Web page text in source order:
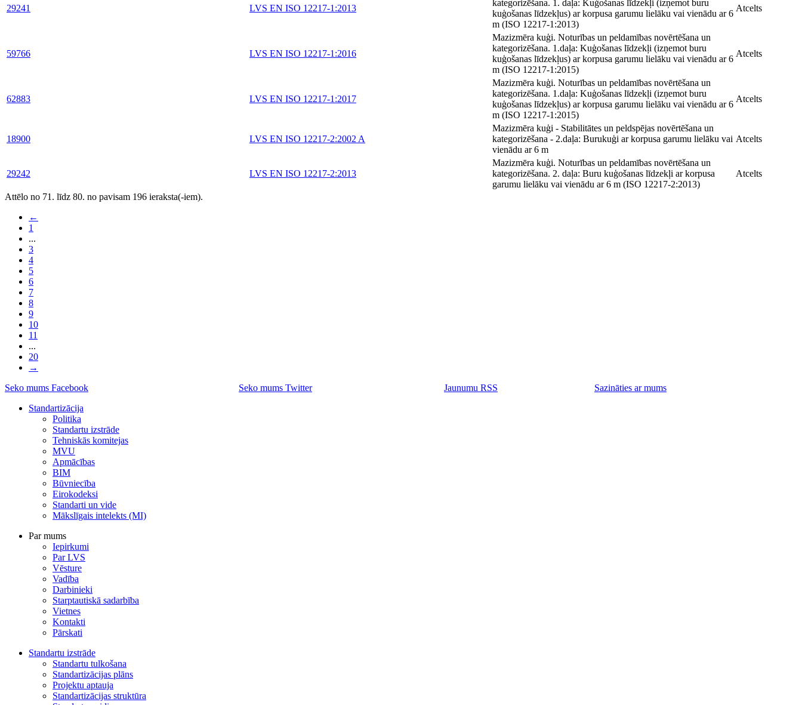
29241 LVS EN ISO 12217-1:2013
kategorizēšana. 1. daļa: Kuģošanas līdzekļi (izņemot buru
kuģošanas līdzekļus) ar korpusa garumu lielāku vai vienādu ar 6
m (ISO 12217-1:2013)
Atcelts
59766 LVS EN ISO 12217-1:2016
Mazizmēra kuģi. Noturības un peldamības novērtēšana un
kategorizēšana. 1.daļa: Kuģošanas līdzekļi (izņemot buru
kuģošanas līdzekļus) ar korpusa garumu lielāku vai vienādu ar 6
m (ISO 12217-1:2015)
Atcelts
62883 LVS EN ISO 12217-1:2017
Mazizmēra kuģi. Noturības un peldamības novērtēšana un
kategorizēšana. 1.daļa: Kuģošanas līdzekļi (izņemot buru
kuģošanas līdzekļus) ar korpusa garumu lielāku vai vienādu ar 6
m (ISO 12217-1:2015)
Atcelts
18900 LVS EN ISO 12217-2:2002 A
Mazizmēra kuģi - Stabilitātes un peldspējas novērtēšana un
kategorizēšana - 2.daļa: Burukuģi ar korpusa garumu lielāku vai
vienādu ar 6 m
Atcelts
29242 LVS EN ISO 12217-2:2013
Mazizmēra kuģi. Noturības un peldamības novērtēšana un
kategorizēšana. 2. daļa: Buru kuģošanas līdzekļi ar korpusa
garumu lielāku vai vienādu ar 6 m (ISO 12217-2:2013)
Atcelts
Attēlo no 71. līdz 80. no pavisam 196 ieraksta(-iem).
←
1
...
3
4
5
6
7
8
9
10
11
...
20
→
Seko mums Facebook
Seko mums Twitter Jaunumu RSS
Sazināties ar mums
Standartizācija
Politika
Standartu izstrāde
Tehniskās komitejas
MVU
Apmācības
BIM
Būvniecība
Eirokodeksi
Standarti un vide
Mākslīgais intelekts (MI)
Par mums
Iepirkumi
Par LVS
Vēsture
Vadība
Darbinieki
Starptautiskā sadarbība
Vietnes
Kontakti
Pārskati
Standartu izstrāde
Standartu tulkošana
Standartizācijas plāns
Projektu aptauja
Standartizācijas struktūra